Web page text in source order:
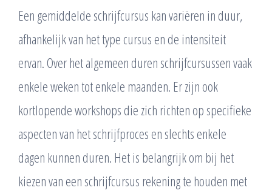
Een gemiddelde schrijfcursus kan variëren in duur,
afhankelijk van het type cursus en de intensiteit
ervan. Over het algemeen duren schrijfcursussen vaak
enkele weken tot enkele maanden. Er zijn ook
kortlopende workshops die zich richten op specifieke
aspecten van het schrijfproces en slechts enkele
dagen kunnen duren. Het is belangrijk om bij het
kiezen van een schrijfcursus rekening te houden met